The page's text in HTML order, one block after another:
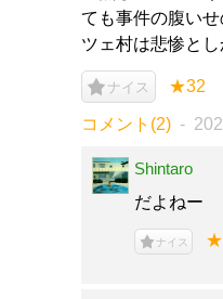
ても事件の腹い
ツェ村は悲惨とし
ナイス ★32
コメント(2)
Shintaro
だよねー
ナイス